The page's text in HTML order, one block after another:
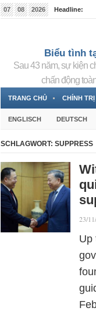
07 08 2026
Headline:
Biểu tình
Sau 43 năm, sự kiện
chấn động
TRANG CHỦ CHÍNH TRỊ
ENGLISCH DEUTSCH
SCHLAGWORT: SUPPRESS
23/
Up